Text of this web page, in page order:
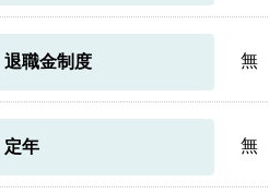
退職金制度 無
定年 無